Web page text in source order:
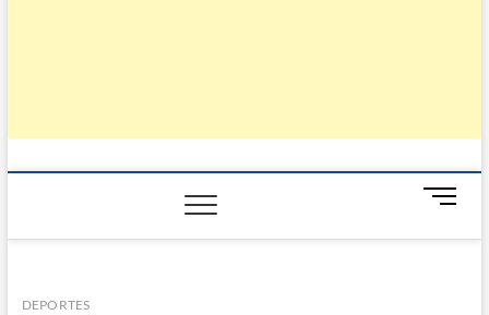
B
t
DEPORTES